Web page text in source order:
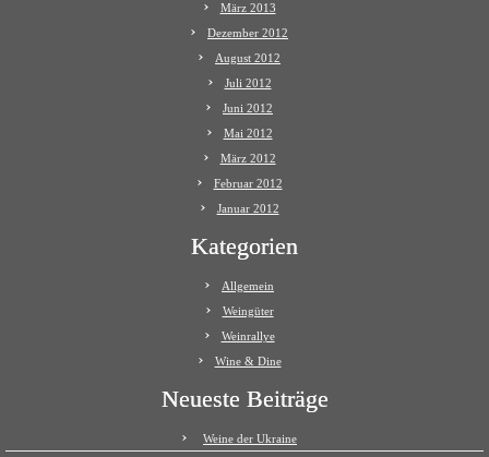
März 2013
Dezember 2012
August 2012
Juli 2012
Juni 2012
Mai 2012
März 2012
Februar 2012
Januar 2012
Kategorien
Allgemein
Weingüter
Weinrallye
Wine & Dine
Neueste Beiträge
Weine der Ukraine